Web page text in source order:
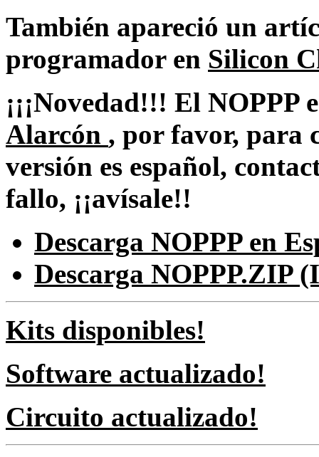
También apareció un
programador en Silicon
¡¡¡Novedad!!! El NOPPP
Alarcón , por favor, para
versión es español,
fallo, ¡¡avísale!!
Descarga NOPPP en
Descarga NOPPP.ZIP
Kits disponibles!
Software actualizado!
Circuito actualizado!